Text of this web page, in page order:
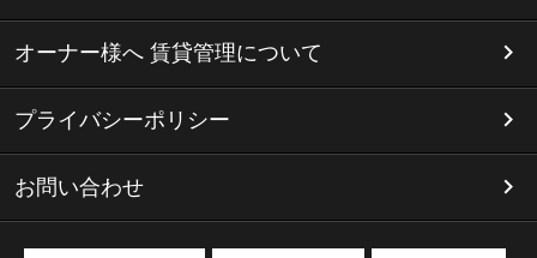
オーナー様へ 賃貸管理について
プライバシーポリシー
お問い合わせ